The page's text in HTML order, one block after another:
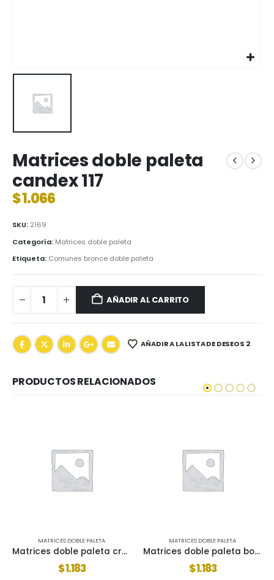
Matrices doble paleta
candex 117
$1.066
SKU: 2169
Categoría: Matrices doble paleta
Etiqueta: Comunes bronce doble paleta
AÑADIR AL CARRITO
AÑADIR A LA LISTA DE DESEOS 2
PRODUCTOS RELACIONADOS
MATRICES DOBLE PALETA
Matrices doble paleta cromo
$1.183
MATRICES DOBLE PALETA
Matrices doble paleta bocc
$1.183